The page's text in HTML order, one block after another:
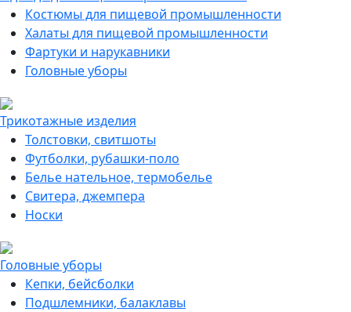
Костюмы для пищевой промышленности
Халаты для пищевой промышленности
Фартуки и нарукавники
Головные уборы
Трикотажные изделия
Толстовки, свитшоты
Футболки, рубашки-поло
Белье нательное, термобелье
Свитера, джемпера
Носки
Головные уборы
Кепки, бейсболки
Подшлемники, балаклавы